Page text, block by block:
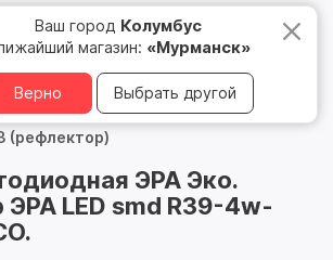
Мурманск
Ваш город Колумбус
магазин: «Мурманск»
Верно Выбрать другой
8 800 500 05 15
(рефлектор)
ЭРА Эко.
LED smd R39-4w-